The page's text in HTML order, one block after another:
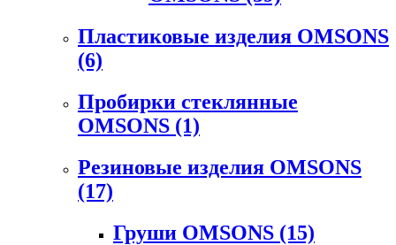
Пластиковые изделия OMSONS
(6)
Пробирки стеклянные
OMSONS (1)
Резиновые изделия OMSONS
(17)
Груши OMSONS (15)